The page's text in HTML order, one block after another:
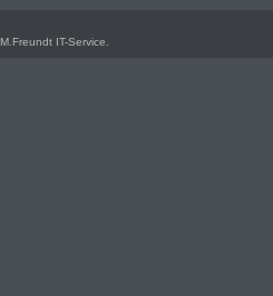
M.Freundt IT-Service.